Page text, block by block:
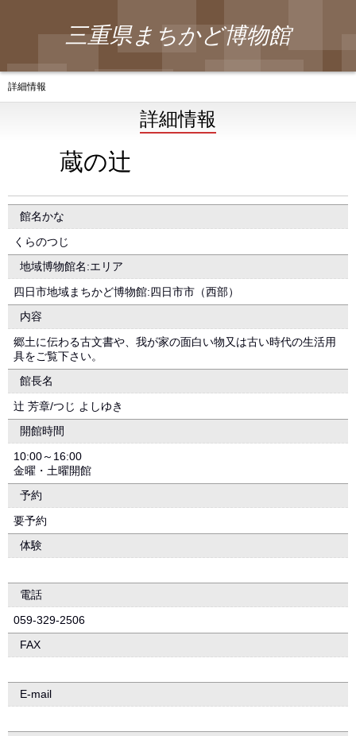
三重県まちかど博物館
詳細情報
詳細情報
蔵の辻
館名かな
くらのつじ
地域博物館名:エリア
四日市地域まちかど博物館:四日市市（西部）
内容
郷土に伝わる古文書や、我が家の面白い物又は古い時代の生活用
具をご覧下さい。
館長名
辻 芳章/つじ よしゆき
開館時間
10:00～16:00
金曜・土曜開館
予約
要予約
体験
電話
059-329-2506
FAX
E-mail